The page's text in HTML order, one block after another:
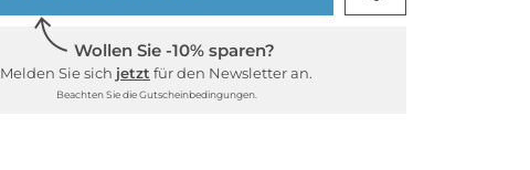
Wollen Sie -10% sparen?
Melden Sie sich jetzt für den Newsletter an.
Beachten Sie die Gutscheinbedingungen.